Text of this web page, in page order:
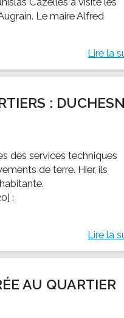
Le maire Alfred
Lire la
:
des services techniques
de terre. Hier, ils
:
Lire la
AU QUARTIER